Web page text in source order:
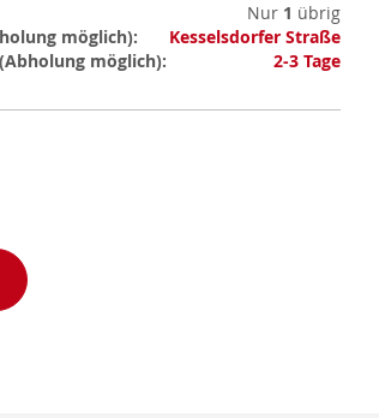
Nur 1 übrig
Kesselsdorfer Straße
2-3 Tage